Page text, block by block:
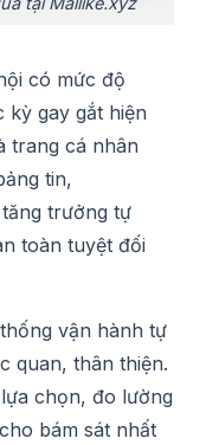
có mức độ
gay gắt hiện
trang cá nhân
tin,
trưởng tự
toàn tuyệt đối
vận hành tự
quan, thân thiện.
chọn, đo lường
bám sát nhất